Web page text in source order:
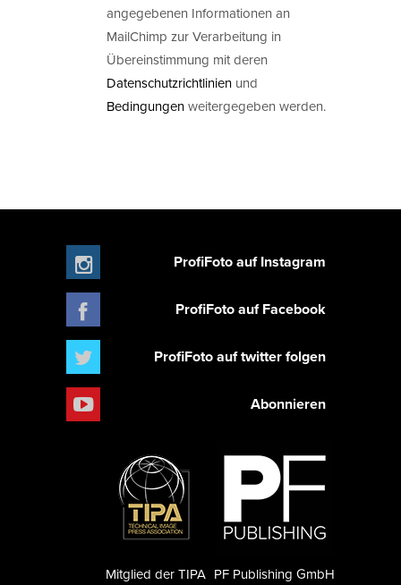
angegebenen Informationen an
MailChimp zur Verarbeitung in
Übereinstimmung mit deren
Datenschutzrichtlinien und
Bedingungenweitergegeben werden.
ProfiFoto auf Instagram
ProfiFoto auf Facebook
ProfiFoto auf twitter folgen
Abonnieren
PF Publishing GmbH
Mitglied der TIPA